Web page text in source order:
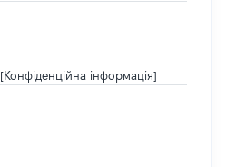
[Конфіденційна інформація]